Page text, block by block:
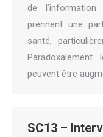
de
prennent une
santé,
peuvent être
SC13 –